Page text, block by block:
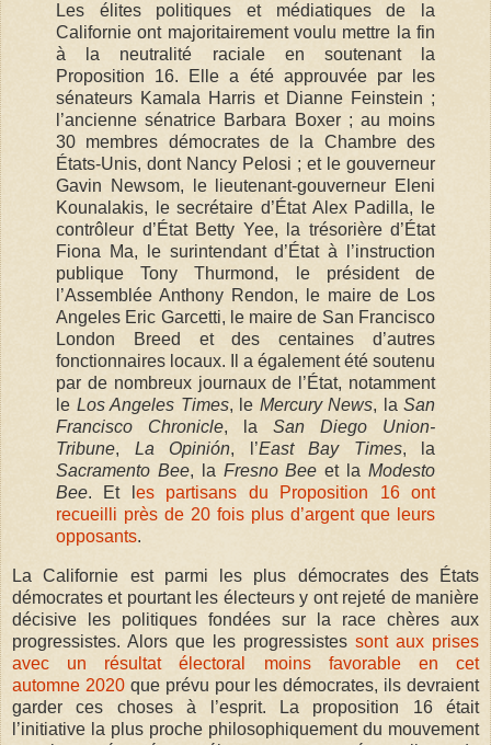
Les élites politiques et médiatiques de la
Californie ont majoritairement voulu mettre la fin
à la neutralité raciale en soutenant la
Proposition 16. Elle a été approuvée par les
sénateurs Kamala Harris et Dianne Feinstein ;
l’ancienne sénatrice Barbara Boxer ; au moins
30 membres démocrates de la Chambre des
États-Unis, dont Nancy Pelosi ; et le gouverneur
Gavin Newsom, le lieutenant-gouverneur Eleni
Kounalakis, le secrétaire d’État Alex Padilla, le
contrôleur d’État Betty Yee, la trésorière d’État
Fiona Ma, le surintendant d’État à l’instruction
publique Tony Thurmond, le président de
l’Assemblée Anthony Rendon, le maire de Los
Angeles Eric Garcetti, le maire de San Francisco
London Breed et des centaines d’autres
fonctionnaires locaux. Il a également été soutenu
par de nombreux journaux de l’État, notamment
le Los Angeles Times, le Mercury News, la San
Francisco Chronicle, la San Diego Union-
Tribune, La Opinión, l’East Bay Times, la
Sacramento Bee, la Fresno Bee et laModesto
Bee. Et l es partisans du Proposition 16 ont
recueilli près de 20 fois plus d’argent que leurs
opposants.
La Californie est parmi les plus démocrates des États
démocrates et pourtant les électeurs y ont rejeté de manière
décisive les politiques fondées sur la race chères aux
progressistes. Alors que les progressistes sont aux prises
avec un résultat électoral moins favorable en cet
automne 2020que prévu pour les démocrates, ils devraient
garder ces choses à l’esprit. La proposition 16 était
l’initiative la plus proche philosophiquement du mouvement